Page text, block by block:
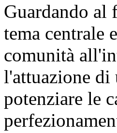
Guardando al
tema centrale
comunità
l'attuazione
potenziare le